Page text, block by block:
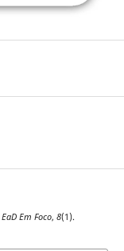
EaD Em Foco, 8(1).